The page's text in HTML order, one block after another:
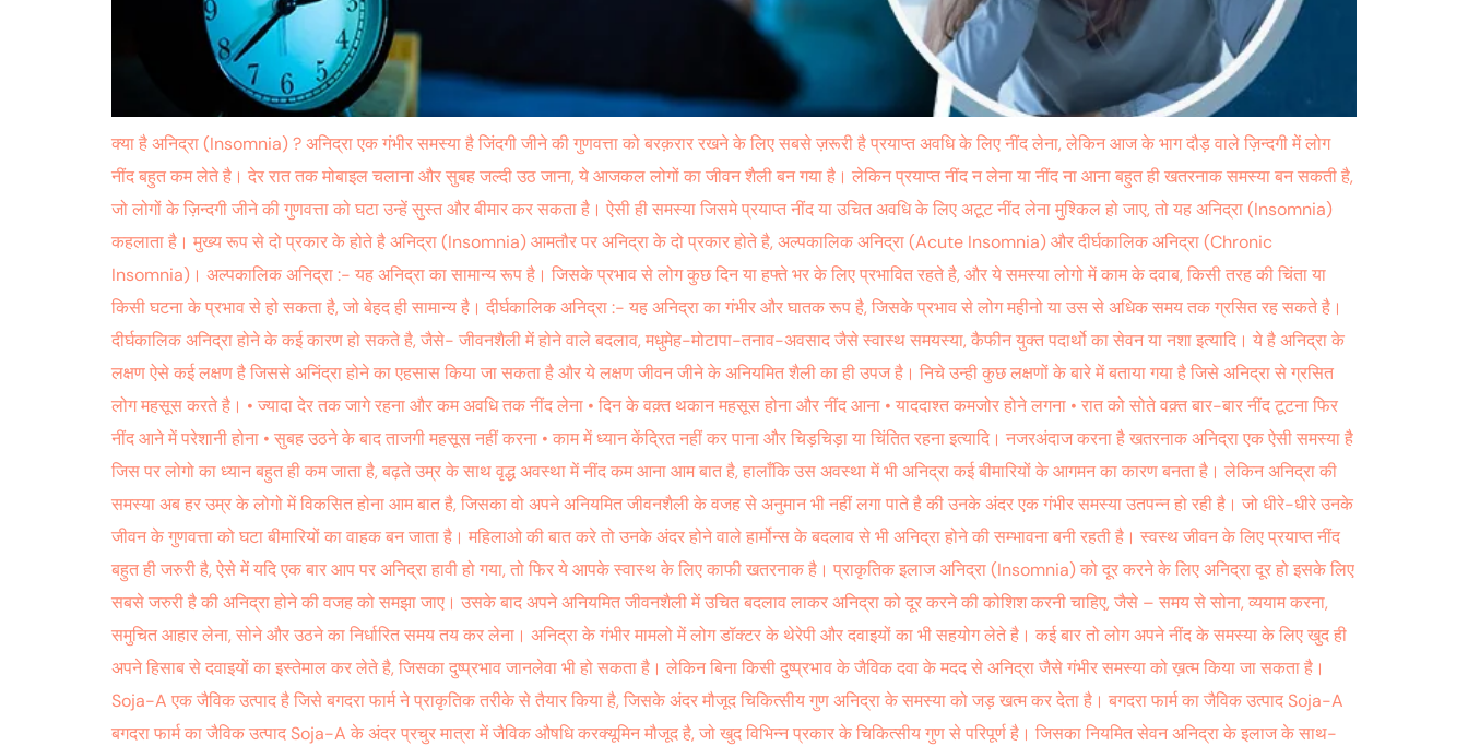
क्या है अनिद्रा (Insomnia) ? अनिद्रा एक गंभीर समस्या है जिंदगी जीने की गुणवत्ता को बरक़रार रखने के लिए सबसे ज़रूरी है प्रयाप्त अवधि के लिए नींद लेना, लेकिन आज के भाग दौड़ वाले ज़िन्दगी में लोग
नींद बहुत कम लेते है। देर रात तक मोबाइल चलाना और सुबह जल्दी उठ जाना, ये आजकल लोगों का जीवन शैली बन गया है। लेकिन प्रयाप्त नींद न लेना या नींद ना आना बहुत ही खतरनाक समस्या बन सकती है,
जो लोगों के ज़िन्दगी जीने की गुणवत्ता को घटा उन्हें सुस्त और बीमार कर सकता है। ऐसी ही समस्या जिसमे प्रयाप्त नींद या उचित अवधि के लिए अटूट नींद लेना मुश्किल हो जाए, तो यह अनिद्रा (Insomnia)
कहलाता है। मुख्य रूप से दो प्रकार के होते है अनिद्रा (Insomnia) आमतौर पर अनिद्रा के दो प्रकार होते है, अल्पकालिक अनिद्रा (Acute Insomnia) और दीर्घकालिक अनिद्रा (Chronic
Insomnia)। अल्पकालिक अनिद्रा :- यह अनिद्रा का सामान्य रूप है। जिसके प्रभाव से लोग कुछ दिन या हफ्ते भर के लिए प्रभावित रहते है, और ये समस्या लोगो में काम के दवाब, किसी तरह की चिंता या
किसी घटना के प्रभाव से हो सकता है, जो बेहद ही सामान्य है। दीर्घकालिक अनिद्रा :- यह अनिद्रा का गंभीर और घातक रूप है, जिसके प्रभाव से लोग महीनो या उस से अधिक समय तक ग्रसित रह सकते है।
दीर्घकालिक अनिद्रा होने के कई कारण हो सकते है, जैसे- जीवनशैली में होने वाले बदलाव, मधुमेह-मोटापा-तनाव-अवसाद जैसे स्वास्थ समयस्या, कैफीन युक्त पदार्थो का सेवन या नशा इत्यादि। ये है अनिद्रा के
लक्षण ऐसे कई लक्षण है जिससे अनिंद्रा होने का एहसास किया जा सकता है और ये लक्षण जीवन जीने के अनियमित शैली का ही उपज है। निचे उन्ही कुछ लक्षणों के बारे में बताया गया है जिसे अनिद्रा से ग्रसित
लोग महसूस करते है। • ज्यादा देर तक जागे रहना और कम अवधि तक नींद लेना • दिन के वक़्त थकान महसूस होना और नींद आना • याददाश्त कमजोर होने लगना • रात को सोते वक़्त बार-बार नींद टूटना फिर
नींद आने में परेशानी होना • सुबह उठने के बाद ताजगी महसूस नहीं करना • काम में ध्यान केंद्रित नहीं कर पाना और चिड़चिड़ा या चिंतित रहना इत्यादि। नजरअंदाज करना है खतरनाक अनिद्रा एक ऐसी समस्या है
जिस पर लोगो का ध्यान बहुत ही कम जाता है, बढ़ते उम्र के साथ वृद्ध अवस्था में नींद कम आना आम बात है, हालाँकि उस अवस्था में भी अनिद्रा कई बीमारियों के आगमन का कारण बनता है। लेकिन अनिद्रा की
समस्या अब हर उम्र के लोगो में विकसित होना आम बात है, जिसका वो अपने अनियमित जीवनशैली के वजह से अनुमान भी नहीं लगा पाते है की उनके अंदर एक गंभीर समस्या उतपन्न हो रही है। जो धीरे-धीरे उनके
जीवन के गुणवत्ता को घटा बीमारियों का वाहक बन जाता है। महिलाओ की बात करे तो उनके अंदर होने वाले हार्मोन्स के बदलाव से भी अनिद्रा होने की सम्भावना बनी रहती है। स्वस्थ जीवन के लिए प्रयाप्त नींद
बहुत ही जरुरी है, ऐसे में यदि एक बार आप पर अनिद्रा हावी हो गया, तो फिर ये आपके स्वास्थ के लिए काफी खतरनाक है। प्राकृतिक इलाज अनिद्रा (Insomnia) को दूर करने के लिए अनिद्रा दूर हो इसके लिए
सबसे जरुरी है की अनिद्रा होने की वजह को समझा जाए। उसके बाद अपने अनियमित जीवनशैली में उचित बदलाव लाकर अनिद्रा को दूर करने की कोशिश करनी चाहिए, जैसे – समय से सोना, व्ययाम करना,
समुचित आहार लेना, सोने और उठने का निर्धारित समय तय कर लेना। अनिद्रा के गंभीर मामलो में लोग डॉक्टर के थेरेपी और दवाइयों का भी सहयोग लेते है। कई बार तो लोग अपने नींद के समस्या के लिए खुद ही
अपने हिसाब से दवाइयों का इस्तेमाल कर लेते है, जिसका दुष्प्रभाव जानलेवा भी हो सकता है। लेकिन बिना किसी दुष्प्रभाव के जैविक दवा के मदद से अनिद्रा जैसे गंभीर समस्या को ख़त्म किया जा सकता है।
Soja-A एक जैविक उत्पाद है जिसे बगदरा फार्म ने प्राकृतिक तरीके से तैयार किया है, जिसके अंदर मौजूद चिकित्सीय गुण अनिद्रा के समस्या को जड़ खत्म कर देता है। बगदरा फार्म का जैविक उत्पाद Soja-A
बगदरा फार्म का जैविक उत्पाद Soja-A के अंदर प्रचुर मात्रा में जैविक औषधि करक्यूमिन मौजूद है, जो खुद विभिन्न प्रकार के चिकित्सीय गुण से परिपूर्ण है। जिसका नियमित सेवन अनिद्रा के इलाज के साथ-